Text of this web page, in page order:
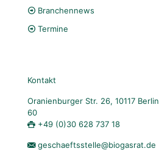
Branchennews
Termine
Kontakt
Oranienburger Str. 26, 10117 Berlin
60
+49 (0)30 628 737 18
geschaeftsstelle@biogasrat.de